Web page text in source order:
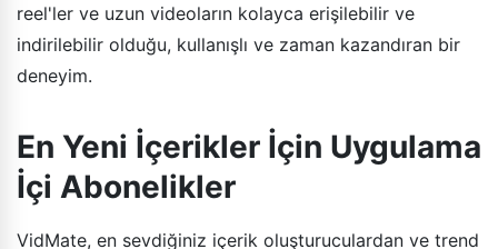
reel'ler ve uzun videoların kolayca erişilebilir ve
indirilebilir olduğu, kullanışlı ve zaman kazandıran bir
deneyim.
En Yeni İçerikler İçin Uygulama
İçi Abonelikler
VidMate, en sevdiğiniz içerik oluşturuculardan ve trend